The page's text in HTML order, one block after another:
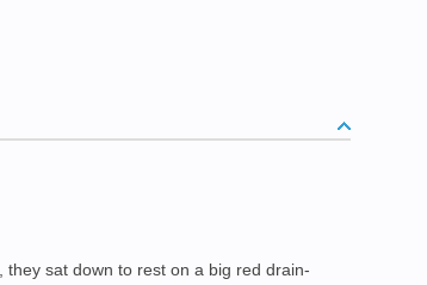
they sat down to rest on a big red drain-